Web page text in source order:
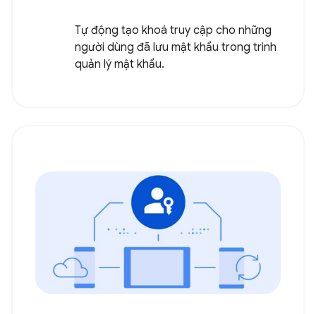
Tự động tạo khoá truy cập cho những
người dùng đã lưu mật khẩu trong trình
quản lý mật khẩu.